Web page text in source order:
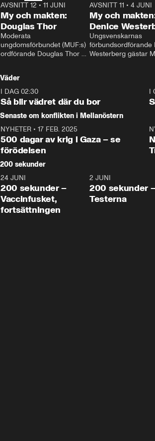
26:27
AVSNITT 12 • 11 JUNI
My och makten:
Douglas Thor
Moderata
ungdomsförbundet (MUF:s)
ordförande Douglas Thor
tonårsutvisningarna och hur
Moderaterna ska locka
väljare till valet i höst.
AVSNITT 11 •4 JUNI
My och
Denice
Ungsvenskarnas
förbundsordförande
Westerberg gästar
Väder
I DAG 02:30
Så blir vädret där du bor
I
Senaste om konflikten i Mellanöstern
NYHETER • 17 FEB. 2025
500 dagar av krig i Gaza – se
förödelsen
200 sekunder
5:00
24 JUNI
200 sekunder –
Vaccinfusket,
fortsättningen
2 JUNI
200 sekunder
Testerna